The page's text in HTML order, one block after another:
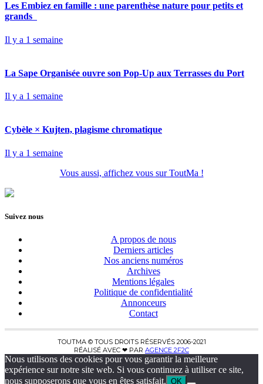
Les Embiez en famille : une parenthèse nature pour petits et
grands
Il y a 1 semaine
La Sape Organisée ouvre son Pop-Up aux Terrasses du Port
Il y a 1 semaine
Cybèle × Kujten, plagisme chromatique
Il y a 1 semaine
Vous aussi, affichez vous sur ToutMa !
Suivez nous
A propos de nous
Derniers articles
Nos anciens numéros
Archives
Mentions légales
Politique de confidentialité
Annonceurs
Contact
TOUTMA © TOUS DROITS RÉSERVÉS 2006-2021
RÉALISÉ AVEC ❤ PAR AGENCE 2F2C
Nous utilisons des cookies pour vous garantir la meilleure
expérience sur notre site web. Si vous continuez à utiliser ce site,
nous supposerons que vous en êtes satisfait. OK